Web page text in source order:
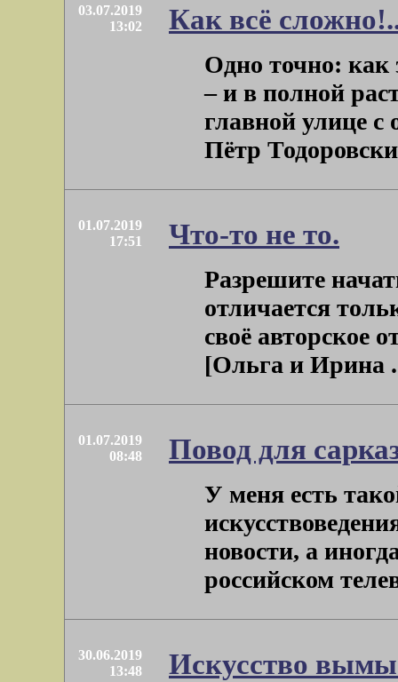
03.07.2019
13:02
Как всё
Одно точно: как
– и в полной
главной улице с
Пётр
01.07.2019
17:51
Что-то не то.
Разрешите
отличается
своё
[Ольга и Ирина
01.07.2019
08:48
Повод для
У меня есть
новости, а
российском
30.06.2019
13:48
Искусство